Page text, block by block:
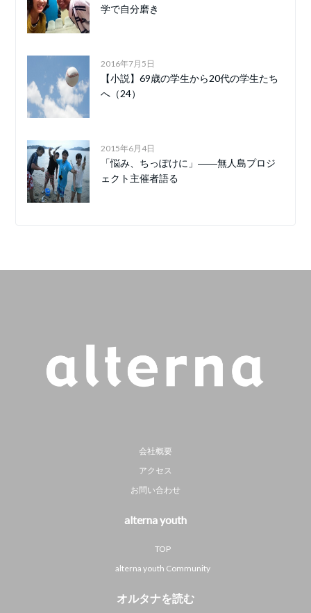
学で自分磨き
2016年7月5日
【小説】69歳の学生から20代の学生たち
へ（24）
2015年6月4日
「悩み、ちっぽけに」――無人島プロジ
ェクト主催者語る
会社概要
アクセス
お問い合わせ
alterna youth
TOP
alterna youth Community
オルタナを読む